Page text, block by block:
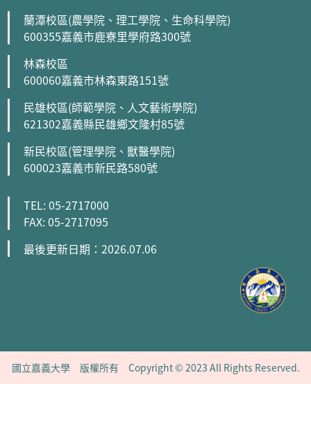
蘭潭校區(農學院、理工學院、生命科學院)
600355嘉義市鹿寮里學府路300號
林森校區
600060嘉義市林森東路151號
民雄校區(師範學院、人文藝術學院)
621302嘉義縣民雄鄉文隆村85號
新民校區(管理學院、獸醫學院)
600023嘉義市新民路580號
TEL: 05-2717000
FAX: 05-2717095
最後更新日期：2026.07.06
國立嘉義大學 版權所有 Copyright © 2023 All Rights Reserved.